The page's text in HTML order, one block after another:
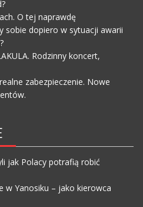
O tej naprawdę
sobie dopiero w sytuacji awarii
Rodzinny koncert,
zabezpieczenie. Nowe
jak Polacy potrafią robić
w Yanosiku – jako kierowca